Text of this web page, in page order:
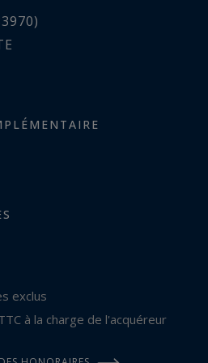
exclus
à la charge de l'acquéreur